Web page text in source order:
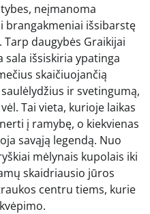
neįmanoma
brangakmeniai išsibarstę
daugybės Graikijai
sala išsiskiria ypatinga
skaičiuojančią
ir svetingumą,
Tai vieta, kurioje laikas
į ramybę, o kiekvienas
savąją legendą. Nuo
mėlynais kupolais iki
skaidriausio jūros
centru tiems, kurie